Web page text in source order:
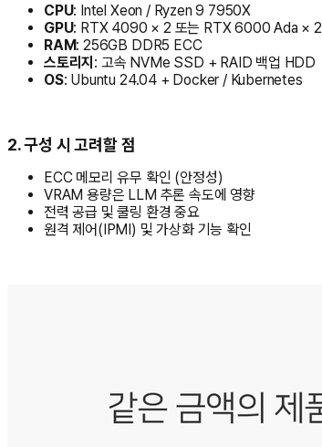
CPU: Intel Xeon / Ryzen 9 7950X
GPU: RTX 4090 × 2 또는 RTX 6000 Ada × 2
RAM: 256GB DDR5 ECC
스토리지 : 고속 NVMe SSD + RAID 백업 HDD
OS: Ubuntu 24.04 + Docker / Kubernetes
2. 구성 시 고려할 점
ECC 메모리 유무 확인 (안정성)
VRAM 용량은 LLM 추론 속도에 영향
전력 공급 및 쿨링 환경 중요
원격 제어(IPMI) 및 가상화 기능 확인